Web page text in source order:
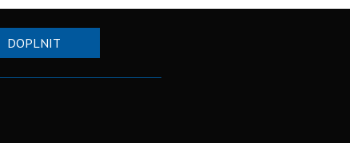
DOPLNIT